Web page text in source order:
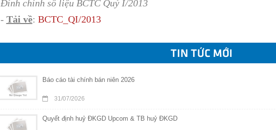
Đính chính số liệu BCTC Quý I/2013
- Tải về: BCTC_QI/2013
TIN TỨC MỚI
Báo cáo tài chính bán niên 2026
31/07/2026
Quyết định huỷ ĐKGD Upcom & TB huỷ ĐKGD